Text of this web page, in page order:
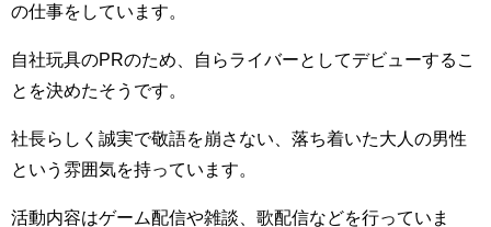
の仕事をしています。
自社玩具のPRのため、自らライバーとしてデビューするこ
とを決めたそうです。
社長らしく誠実で敬語を崩さない、落ち着いた大人の男性
という雰囲気を持っています。
活動内容はゲーム配信や雑談、歌配信などを行っていま